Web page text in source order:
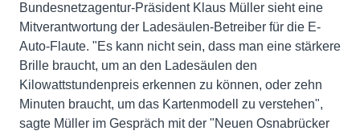
Bundesnetzagentur-Präsident Klaus Müller sieht eine
Mitverantwortung der Ladesäulen-Betreiber für die E-
Auto-Flaute. "Es kann nicht sein, dass man eine stärkere
Brille braucht, um an den Ladesäulen den
Kilowattstundenpreis erkennen zu können, oder zehn
Minuten braucht, um das Kartenmodell zu verstehen",
sagte Müller im Gespräch mit der "Neuen Osnabrücker